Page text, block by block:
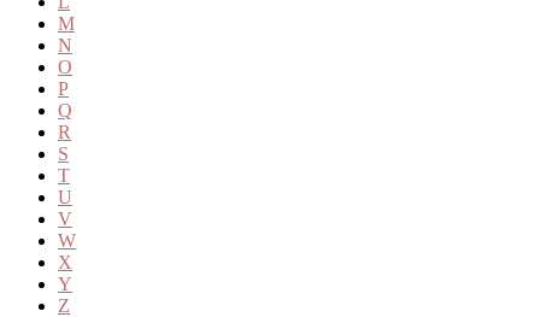
M
N
O
P
Q
R
S
T
U
V
W
X
Y
Z